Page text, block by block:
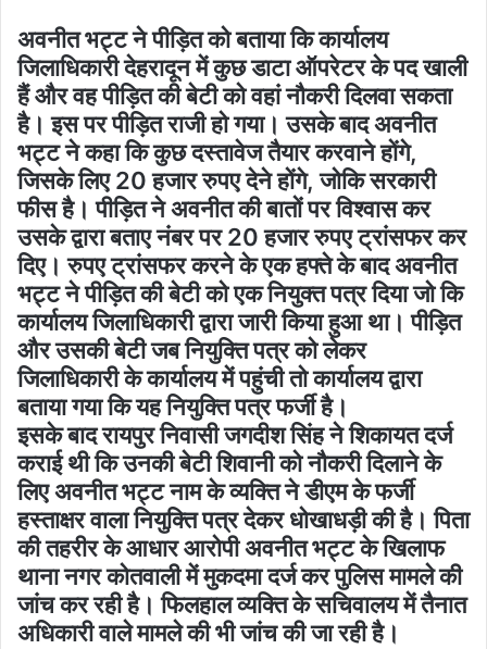
अवनीत भट्ट ने पीड़ित को बताया कि कार्यालय
जिलाधिकारी देहरादून में कुछ डाटा ऑपरेटर के पद खाली
हैं और वह पीड़ित की बेटी को वहां नौकरी दिलवा सकता
है। इस पर पीड़ित राजी हो गया। उसके बाद अवनीत
भट्ट ने कहा कि कुछ दस्तावेज तैयार करवाने होंगे,
जिसके लिए 20 हजार रुपए देने होंगे, जोकि सरकारी
फीस है। पीड़ित ने अवनीत की बातों पर विश्वास कर
उसके द्वारा बताए नंबर पर 20 हजार रुपए ट्रांसफर कर
दिए। रुपए ट्रांसफर करने के एक हफ्ते के बाद अवनीत
भट्ट ने पीड़ित की बेटी को एक नियुक्त पत्र दिया जो कि
कार्यालय जिलाधिकारी द्वारा जारी किया हुआ था। पीड़ित
और उसकी बेटी जब नियुक्ति पत्र को लेकर
जिलाधिकारी के कार्यालय में पहुंची तो कार्यालय द्वारा
बताया गया कि यह नियुक्ति पत्र फर्जी है।
इसके बाद रायपुर निवासी जगदीश सिंह ने शिकायत दर्ज
कराई थी कि उनकी बेटी शिवानी को नौकरी दिलाने के
लिए अवनीत भट्ट नाम के व्यक्ति ने डीएम के फर्जी
हस्ताक्षर वाला नियुक्ति पत्र देकर धोखाधड़ी की है। पिता
की तहरीर के आधार आरोपी अवनीत भट्ट के खिलाफ
थाना नगर कोतवाली में मुकदमा दर्ज कर पुलिस मामले की
जांच कर रही है। फिलहाल व्यक्ति के सचिवालय में तैनात
अधिकारी वाले मामले की भी जांच की जा रही है।